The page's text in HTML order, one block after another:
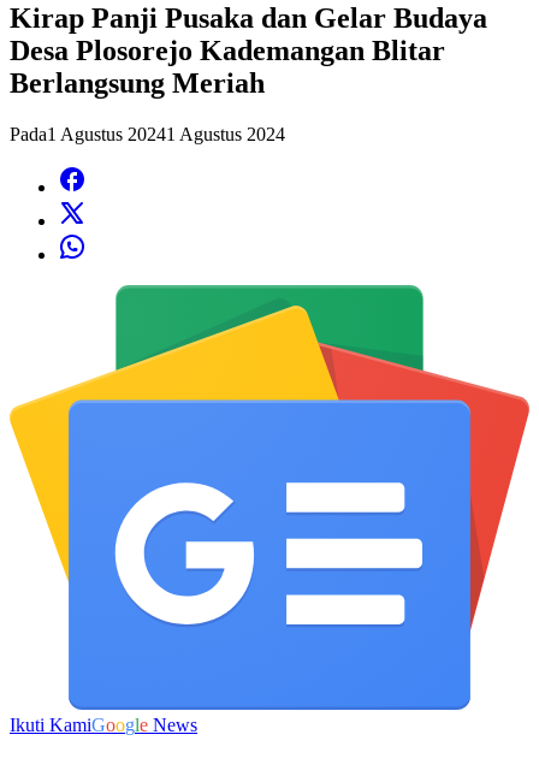
Kirap Panji Pusaka dan Gelar Budaya
Desa Plosorejo Kademangan Blitar
Berlangsung Meriah
Pada1 Agustus 20241 Agustus 2024
Ikuti KamiGoogle News